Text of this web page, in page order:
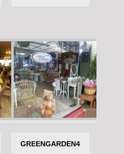
GREENGARDEN4